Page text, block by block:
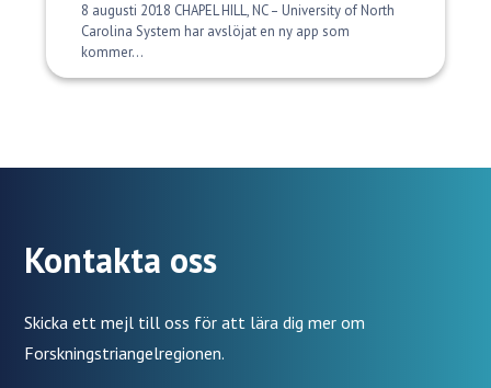
8 augusti 2018 CHAPEL HILL, NC – University of North
Carolina System har avslöjat en ny app som
kommer...
Kontakta oss
Skicka ett mejl till oss för att lära dig mer om
Forskningstriangelregionen.